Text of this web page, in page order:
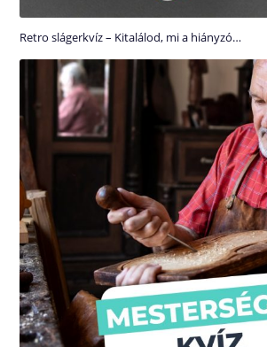
Retro slágerkvíz – Kitalálod, mi a hiányzó…